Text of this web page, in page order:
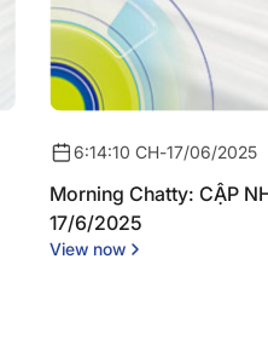
6:14:10 CH-17/06/2025
Morning Chatty: CẬP
17/6/2025
View now